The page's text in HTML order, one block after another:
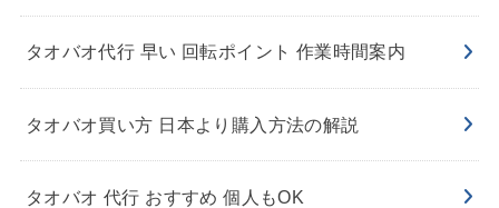
タオバオ代行 早い 回転ポイント 作業時間案内
タオバオ買い方 日本より購入方法の解説
タオバオ 代行 おすすめ 個人もOK